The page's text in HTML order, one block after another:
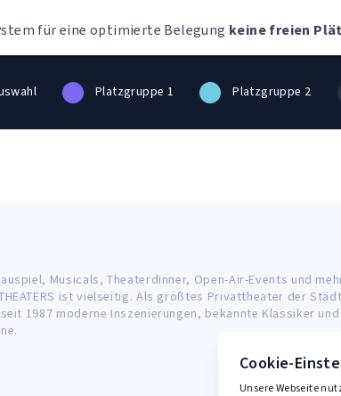
für eine optimierte Belegung keine freien
Platzgruppe 1 Platzgruppe 2
Musicals, Theaterdinner, Open-Air-Events und
ist vielseitig. Als größtes Privattheater der
1987 moderne Inszenierungen, bekannte Klassiker
Cookie-
Unsere Webseite